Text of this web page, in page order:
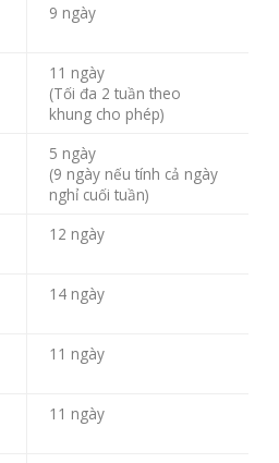
9 ngày
11 ngày
(Tối đa 2 tuần theo
khung cho phép)
5 ngày
(9 ngày nếu tính cả ngày
nghỉ cuối tuần)
12 ngày
14 ngày
11 ngày
11 ngày